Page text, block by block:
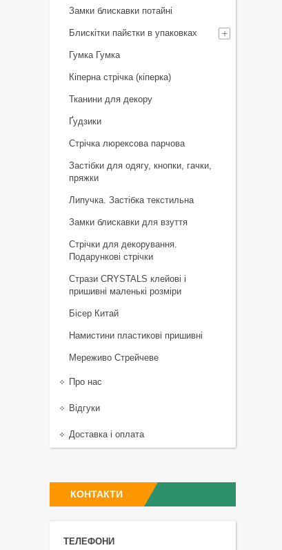
Замки блискавки потайні
Блискітки пайєтки в упаковках
Гумка Гумка
Кіперна стрічка (кіперка)
Тканини для декору
Ґудзики
Стрічка люрексова парчова
Застібки для одягу, кнопки, гачки,
пряжки
Липучка. Застібка текстильна
Замки блискавки для взуття
Стрічки для декорування.
Подарункові стрічки
Стрази CRYSTALS клейові і
пришивні маленькі розміри
Бісер Китай
Намистини пластикові пришивні
Мереживо Стрейчеве
Про нас
Відгуки
Доставка і оплата
КОНТАКТИ